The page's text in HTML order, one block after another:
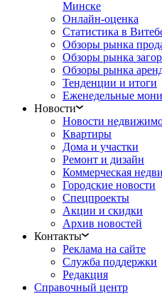
Минске
Онлайн-оценка
Статистика в
Обзоры рынка
Обзоры рынка
Обзоры рынка
Тенденции и итоги
Еженедельные
Новости
Новости
Квартиры
Дома и участки
Ремонт и дизайн
Коммерческая
Городские новости
Спецпроекты
Акции и скидки
Архив новостей
Контакты
Реклама на сайте
Служба поддержки
Редакция
Справочный центр